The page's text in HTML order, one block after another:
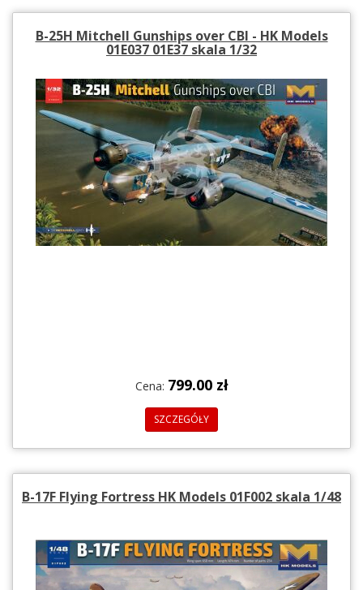
B-25H Mitchell Gunships over CBI - HK Models
01E037 01E37 skala 1/32
Cena: 799.00 zł
SZCZEGÓŁY
B-17F Flying Fortress HK Models 01F002 skala 1/48